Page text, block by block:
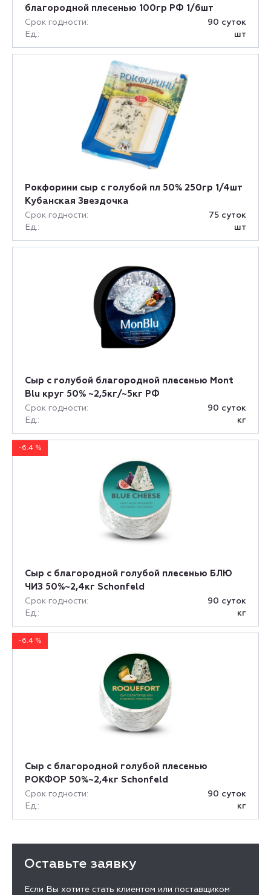
благородной плесенью 100гр РФ 1/6шт
Срок годности:
90 суток
Ед.:
шт
Рокфорини сыр с голубой пл 50% 250гр 1/4шт
Кубанская Звездочка
Срок годности:
75 суток
Ед.:
шт
Сыр c голубой благородной плесенью Mont
Blu круг 50% ~2,5кг/~5кг РФ
Срок годности:
90 суток
Ед.:
кг
-6.4 %
Сыр с благородной голубой плесенью БЛЮ
ЧИЗ 50%~2,4кг Schonfeld
Срок годности:
90 суток
Ед.:
кг
-6.4 %
Сыр с благородной голубой плесенью
РОКФОР 50%~2,4кг Schonfeld
Срок годности:
90 суток
Ед.:
кг
Оставьте заявку
Если Вы хотите стать клиентом или поставщиком